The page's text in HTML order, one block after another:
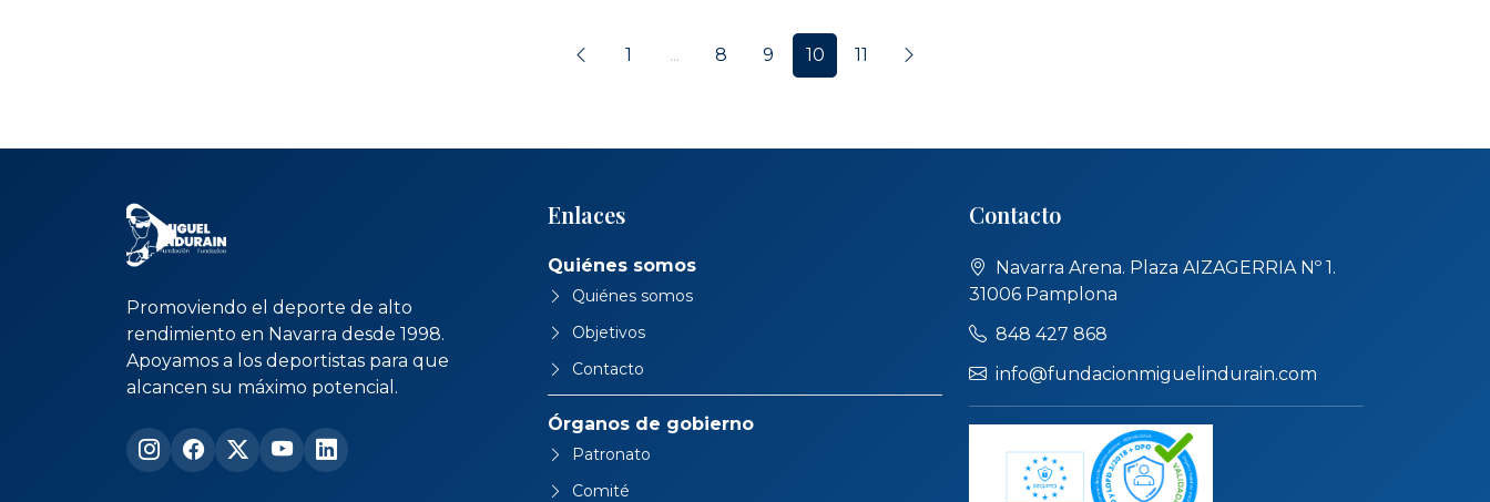
1 ... 8 9 10 11
Promoviendo el deporte de alto
rendimiento en Navarra desde 1998.
Apoyamos a los deportistas para que
alcancen su máximo potencial.
Enlaces
Quiénes somos
Quiénes somos
Objetivos
Contacto
Órganos de gobierno
Patronato
Comité
Contacto
Navarra Arena. Plaza AIZAGERRIA Nº 1.
31006 Pamplona
848 427 868
info@fundacionmiguelindurain.com